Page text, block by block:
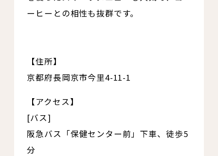
ーヒーとの相性も抜群です。
【住所】
京都府長岡京市今里4-11-1
【アクセス】
[バス]
阪急バス「保健センター前」下車、徒歩5
分